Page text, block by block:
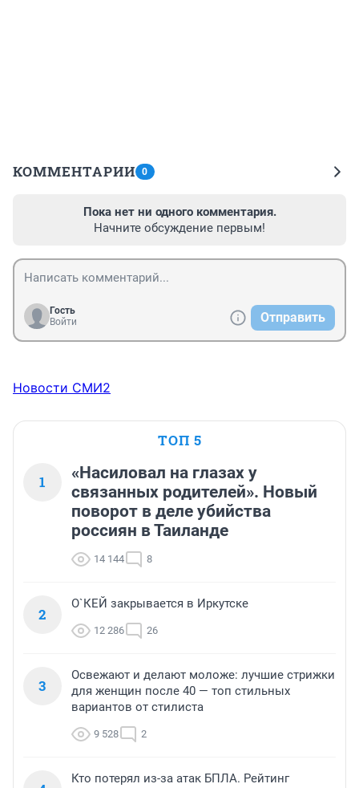
КОММЕНТАРИИ 0
Пока нет ни одного комментария.
Начните обсуждение первым!
Гость
Войти
Отправить
Новости СМИ2
ТОП 5
1
«Насиловал на глазах у
связанных родителей». Новый
поворот в деле убийства
россиян в Таиланде
14 144 8
2
О`КЕЙ закрывается в Иркутске
12 286 26
3
Освежают и делают моложе: лучшие стрижки
для женщин после 40 — топ стильных
вариантов от стилиста
9 528 2
Кто потерял из-за атак БПЛА. Рейтинг